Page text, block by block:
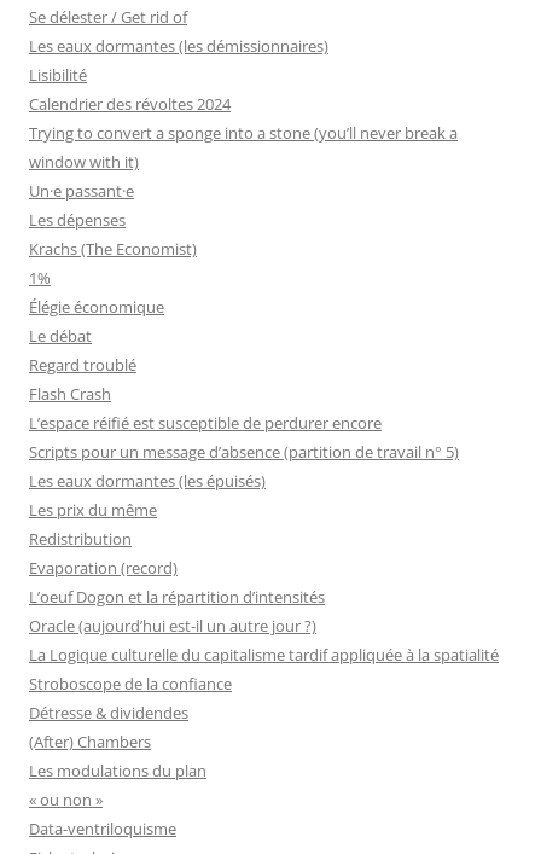
Se délester / Get rid of
Les eaux dormantes (les démissionnaires)
Lisibilité
Calendrier des révoltes 2024
Trying to convert a sponge into a stone (you’ll never break a
window with it)
Un·e passant·e
Les dépenses
Krachs (The Economist)
1%
Élégie économique
Le débat
Regard troublé
Flash Crash
L’espace réifié est susceptible de perdurer encore
Scripts pour un message d’absence (partition de travail n° 5)
Les eaux dormantes (les épuisés)
Les prix du même
Redistribution
Evaporation (record)
L’oeuf Dogon et la répartition d’intensités
Oracle (aujourd’hui est-il un autre jour ?)
La Logique culturelle du capitalisme tardif appliquée à la spatialité
Stroboscope de la confiance
Détresse & dividendes
(After) Chambers
Les modulations du plan
« ou non »
Data-ventriloquisme